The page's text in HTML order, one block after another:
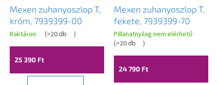
Mexen zuhanyoszlop T,
króm, 7939399-00
Raktáron (>20 db )
25 390 Ft
Mexen zuhanyoszlop T,
fekete, 7939399-70
Pillanatnyilag nem elérhető
(>20 db )
24 790 Ft